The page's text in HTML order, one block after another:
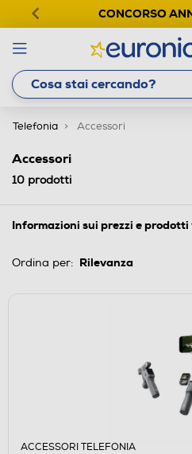
CONCORSO
Telefonia Accessori
Accessori
10 prodotti
Informazioni sui prezzi e
Ordina per:
ACCESSORI TELEFONIA